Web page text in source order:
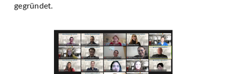
gegründet.